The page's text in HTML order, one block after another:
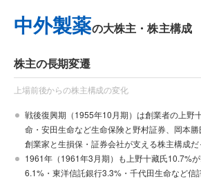
中外製薬の大株主・株主構成
株主の長期変遷
上場前後からの株主構成の変化
戦後復興期（1955年10月期）は創業者の上野
命・安田生命など生命保険と野村証券、岡本勝
創業家と生損保・証券会社が支える株主構成だ
1961年（1961年3月期）も上野十藏氏10.7%
6.1%・東洋信託銀行3.3%・千代田生命など信